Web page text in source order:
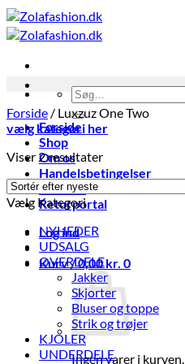
Fortsæt
til
indhold
Søg
efter:
Forside
Shop
Om os
Handelsbetingelser
Kontakt
Returportal
Log ind
Kurv /0,00kr. 0
Ingen varer i kurven.
Forside / Luxzuz One Two
vælg kategori her
Viser 2 resultaterSorteret
efter
Vælg Kategori
NYHEDER
UDSALG
OVERDELE
Jakker
Skjorter
Bluser og toppe
Strik og trøjer
KJOLER
UNDERDELE